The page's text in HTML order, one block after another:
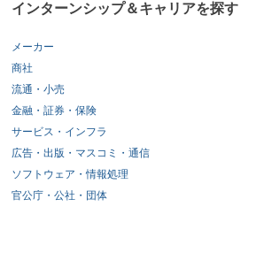
インターンシップ＆キャリアを探す
メーカー
商社
流通・小売
金融・証券・保険
サービス・インフラ
広告・出版・マスコミ・通信
ソフトウェア・情報処理
官公庁・公社・団体